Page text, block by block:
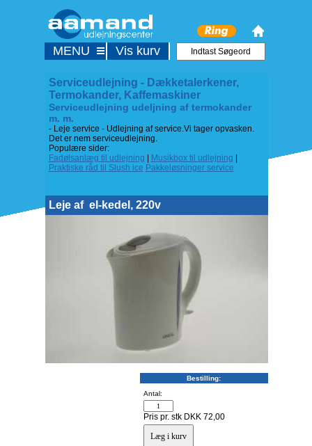
Serviceudlejning - Dækketalerkener,
Termokander, Kaffemaskiner
Serviceudlejning udeljning af termokander
m. m.
- Leje service - Udlejning af service.Vi tager opvasken.
Det er nem serviceudlejning.
Populære sider:
Fadølsanlæg til udlejning
Musikbox til udlejning
Praktiske råd til Slush ice Pakkeløsninger service
Leje af el-kedel, 220v
Bestilling:
Antal:
Pris pr. stk DKK 72,00
MENU Vis kurv